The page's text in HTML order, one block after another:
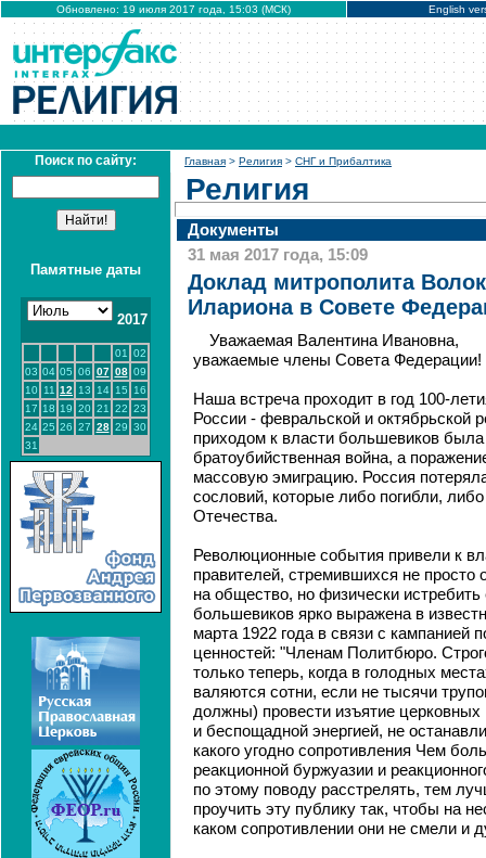
Обновлено: 19 июля 2017 года, 15:03 (МСК) English
Поиск по сайту:
Памятные даты
2017
01
02
03 04 05 06 07 08 09
10
11 12 13 14 15
16
17 18 19 20 21 22 23
24 25 26 27 28 29 30
31
Главная > Религия > СНГ и Прибалтика
Религия
Документы
31 мая 2017 года, 15:09
Доклад митрополита
Илариона в Совете
Уважаемая Валентина Ивановна,
уважаемые члены Совета Федерации!
Наша встреча проходит в год 100-
России - февральской и октябрьской
приходом к власти большевиков была
братоубийственная война, а
массовую эмиграцию. Россия
сословий, которые либо погибли,
Отечества.
Революционные события привели к
правителей, стремившихся не просто
на общество, но физически
большевиков ярко выражена в
марта 1922 года в связи с кампанией
ценностей: "Членам Политбюро.
только теперь, когда в голодных
валяются сотни, если не тысячи
должны) провести изъятие
и беспощадной энергией, не
какого угодно сопротивления Чем
реакционной буржуазии и
по этому поводу расстрелять, тем
проучить эту публику так, чтобы на
каком сопротивлении они не смели и